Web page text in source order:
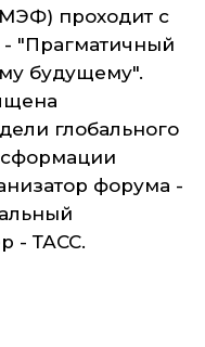
проходит с
- "Прагматичный
будущему".
глобального
форума -
- ТАСС.